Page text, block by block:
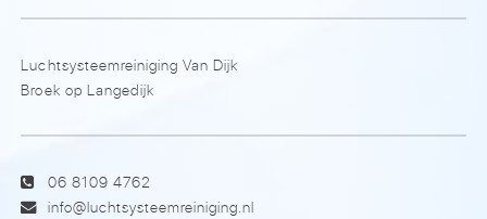
Luchtsysteemreiniging Van Dijk
Broek op Langedijk
06 8109 4762
info@luchtsysteemreiniging.nl